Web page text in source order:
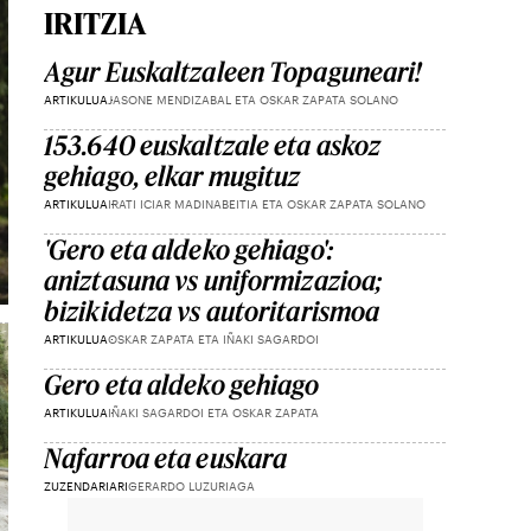
IRITZIA
Agur Euskaltzaleen Topaguneari!
ARTIKULUA JASONE MENDIZABAL ETA OSKAR ZAPATA SOLANO
153.640 euskaltzale eta askoz
gehiago, elkar mugituz
ARTIKULUAIRATI ICIAR MADINABEITIA ETA OSKAR ZAPATA SOLANO
'Gero eta aldeko gehiago':
aniztasuna vs uniformizazioa;
bizikidetza vs autoritarismoa
ARTIKULUAOSKAR ZAPATA ETA IÑAKI SAGARDOI
Gero eta aldeko gehiago
ARTIKULUAIÑAKI SAGARDOI ETA OSKAR ZAPATA
Nafarroa eta euskara
ZUZENDARIARIGERARDO LUZURIAGA